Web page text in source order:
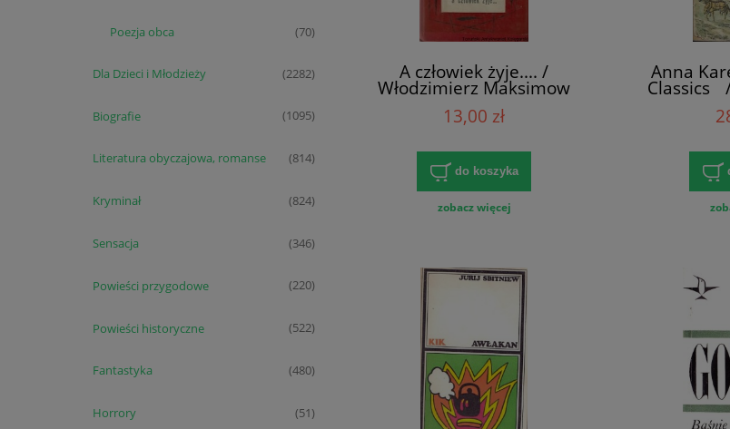
Poezja obca (70)
Dla Dzieci i Młodzieży (2282)
Biografie (1095)
Literatura obyczajowa, romanse (814)
Kryminał (824)
Sensacja (346)
Powieści przygodowe (220)
Powieści historyczne (522)
Fantastyka (480)
Horrory (51)
A człowiek żyje.... /
Włodzimierz Maksimow
13,00 zł
do koszyka
zobacz więcej
Anna
Classics